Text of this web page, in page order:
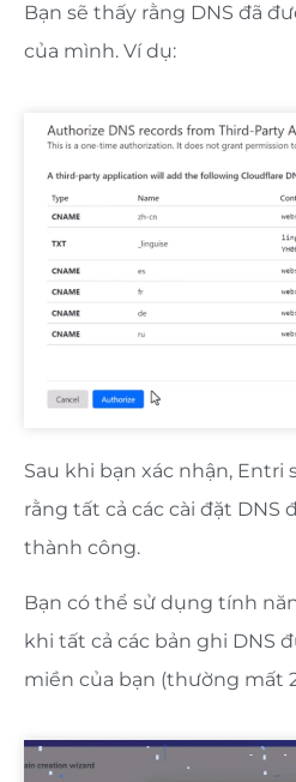
Bạn sẽ thấy rằng DNS đã
của mình. Ví dụ:
Sau khi bạn xác nhận, Entri
rằng tất cả các cài đặt DNS
thành công.
Bạn có thể sử dụng tính
khi tất cả các bản ghi DNS
miền của bạn (thường mất